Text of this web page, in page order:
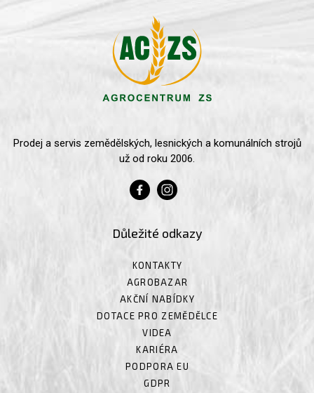
Prodej a servis zemědělských, lesnických a komunálních strojů
už od roku 2006.
Důležité odkazy
KONTAKTY
AGROBAZAR
AKČNÍ NABÍDKY
DOTACE PRO ZEMĚDĚLCE
VIDEA
KARIÉRA
PODPORA EU
GDPR